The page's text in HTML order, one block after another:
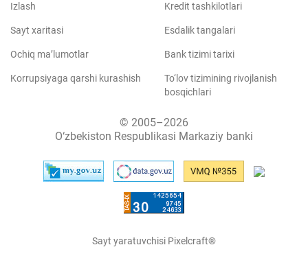
Izlash
Sayt xaritasi
Ochiq ma’lumotlar
Korrupsiyaga qarshi kurashish
Kredit tashkilotlari
Esdalik tangalari
Bank tizimi tarixi
To‘lov tizimining rivojlanish
bosqichlari
© 2005–2026
O‘zbekiston Respublikasi Markaziy banki
Sayt yaratuvchisi Pixelcraft®